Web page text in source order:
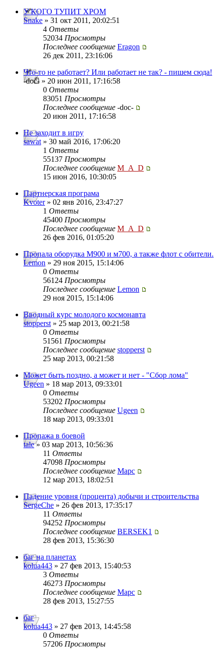
У КОГО ТУПИТ ХРОМ
Snake » 31 окт 2011, 20:02:51
4 Ответы
52034 Просмотры
Последнее сообщение Eragon
26 дек 2011, 23:16:06
Что-то не работает? Или работает не так? - пишем сюда!
-doc- » 20 июн 2011, 17:16:58
0 Ответы
83051 Просмотры
Последнее сообщение -doc-
20 июн 2011, 17:16:58
Не заходит в игру
sawat » 30 май 2016, 17:06:20
1 Ответы
55137 Просмотры
Последнее сообщение M_A_D
15 июн 2016, 10:30:05
Партнерская програма
Kvoter» 02 янв 2016, 23:47:27
1 Ответы
45400 Просмотры
Последнее сообщение M_A_D
26 фев 2016, 01:05:20
Пропала оборудка М900 и м700, а также флот с обители.
Lemon » 29 ноя 2015, 15:14:06
0 Ответы
56124 Просмотры
Последнее сообщение Lemon
29 ноя 2015, 15:14:06
Вводный курс молодого космонавта
stopperst » 25 мар 2013, 00:21:58
0 Ответы
51561 Просмотры
Последнее сообщение stopperst
25 мар 2013, 00:21:58
Может быть поздно, а может и нет - "Сбор лома"
Ugeen » 18 мар 2013, 09:33:01
0 Ответы
53202 Просмотры
Последнее сообщение Ugeen
18 мар 2013, 09:33:01
Пропажа в боевой
tale» 03 мар 2013, 10:56:36
11 Ответы
47098 Просмотры
Последнее сообщение Mapc
12 мар 2013, 18:02:51
Падение уровня (процента) добычи и строительства
SergeChe » 26 фев 2013, 17:35:17
11 Ответы
94252 Просмотры
Последнее сообщение BERSEK1
28 фев 2013, 15:36:30
баг на планетах
kolua443 » 27 фев 2013, 15:40:53
3 Ответы
46273 Просмотры
Последнее сообщение Mapc
28 фев 2013, 15:27:55
баг
kolua443 » 27 фев 2013, 14:45:58
0 Ответы
57206 Просмотры